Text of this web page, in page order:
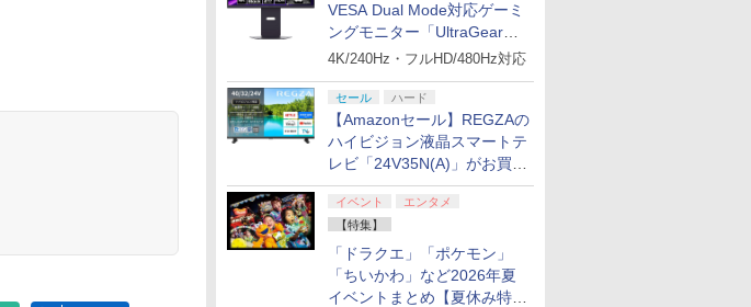
VESA Dual Mode対応ゲーミ
ングモニター「UltraGear
27G850A-B」がお買い得！
4K/240Hz・フルHD/480Hz対応
セール ハード
【Amazonセール】REGZAの
ハイビジョン液晶スマートテ
レビ「24V35N(A)」がお買い
得！
イベント
エンタメ
【特集】
「ドラクエ」「ポケモン」
「ちいかわ」など2026年夏
イベントまとめ【夏休み特